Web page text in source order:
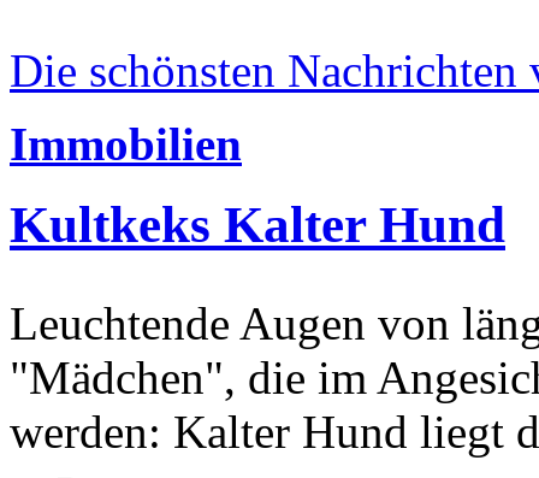
Die schönsten Nachrichten
Immobilien
Kultkeks Kalter Hund
Leuchtende Augen von
"Mädchen", die im
werden: Kalter Hund liegt